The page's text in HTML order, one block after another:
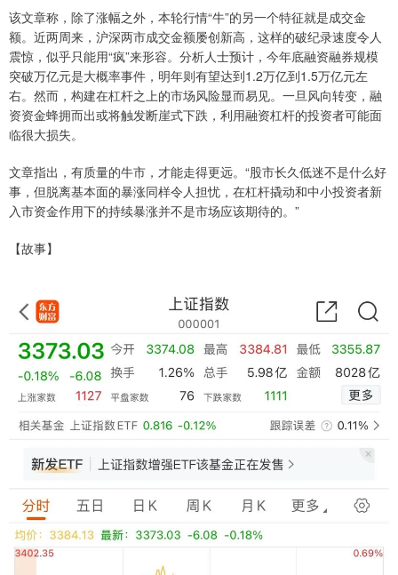
该文章称，除了涨幅之外，本轮行情“牛”的另一个特征就是成交金
额。近两周来，沪深两市成交金额屡创新高，这样的破纪录速度令人
震惊，似乎只能用“疯”来形容。分析人士预计，今年底融资融券规模
突破万亿元是大概率事件，明年则有望达到1.2万亿到1.5万亿元左
右。然而，构建在杠杆之上的市场风险显而易见。一旦风向转变，融
资资金蜂拥而出或将触发断崖式下跌，利用融资杠杆的投资者可能面
临很大损失。
文章指出，有质量的牛市，才能走得更远。“股市长久低迷不是什么好
事，但脱离基本面的暴涨同样令人担忧，在杠杆撬动和中小投资者新
入市资金作用下的持续暴涨并不是市场应该期待的。”
【故事】